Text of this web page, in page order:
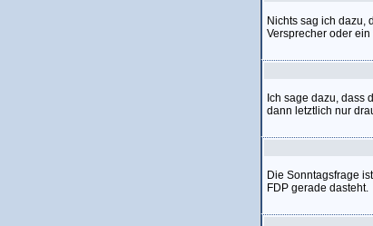
Nichts sag ich dazu,
Versprecher oder
Ich sage dazu, dass
dann letztlich nur
Die Sonntagsfrage
FDP gerade dasteht.